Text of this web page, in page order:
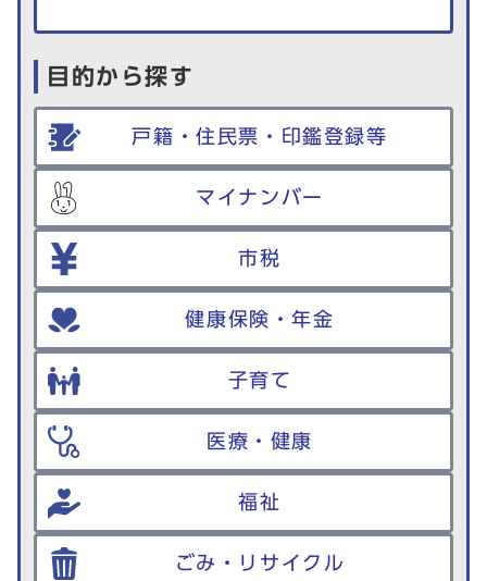
目的から探す
戸籍・住民票・印鑑登録等
マイナンバー
市税
健康保険・年金
子育て
医療・健康
福祉
ごみ・リサイクル